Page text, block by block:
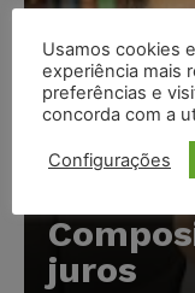
juros
Usamos cookies
experiência mais
preferências e
concorda com a
Configurações